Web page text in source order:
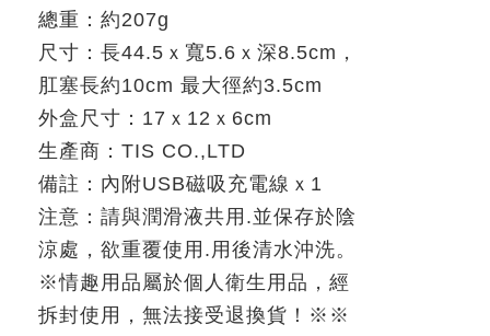
總重：約207g
尺寸：長44.5 ｘ寬5.6 ｘ深8.5cm ，
肛塞長約10cm 最大徑約3.5cm
外盒尺寸： 17 ｘ 12 ｘ 6cm
生產商： TIS CO.,LTD
備註：內附USB磁吸充電線ｘ 1
注意：請與潤滑液共用 .並保存於陰
涼處，欲重覆使用 .用後清水沖洗。
※情趣用品屬於個人衛生用品，經
拆封使用，無法接受退換貨！ ※※